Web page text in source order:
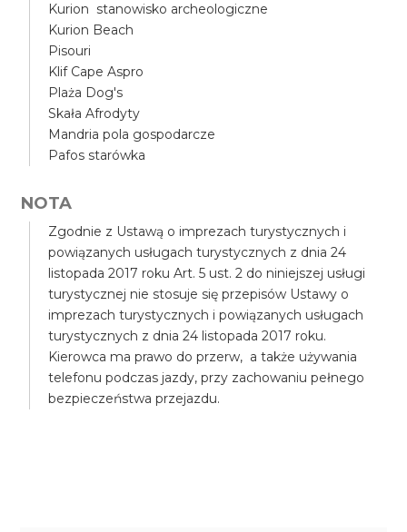
Kurion stanowisko archeologiczne
Kurion Beach
Pisouri
Klif Cape Aspro
Plaża Dog's
Skała Afrodyty
Mandria pola gospodarcze
Pafos starówka
NOTA
Zgodnie z Ustawą o imprezach turystycznych i
powiązanych usługach turystycznych z dnia 24
listopada 2017 roku Art. 5 ust. 2 do niniejszej usługi
turystycznej nie stosuje się przepisów Ustawy o
imprezach turystycznych i powiązanych usługach
turystycznych z dnia 24 listopada 2017 roku.
Kierowca ma prawo do przerw, a także używania
telefonu podczas jazdy, przy zachowaniu pełnego
bezpieczeństwa przejazdu.